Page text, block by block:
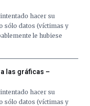
hacer su
sólo datos (víctimas y
le hubiese
las gráficas –
hacer su
sólo datos (víctimas y